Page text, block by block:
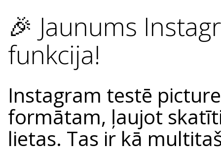
🎉 Jaunums
funkcija!
Instagram testē
formātam, ļaujot
lietas. Tas ir kā